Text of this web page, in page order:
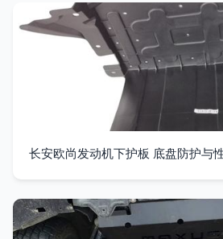
长安欧尚发动机下护板 底盘防护与